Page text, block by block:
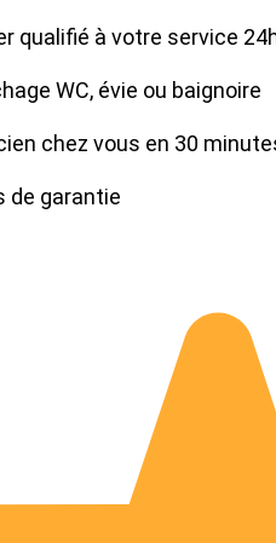
qualifié à votre service
WC, évie ou baignoire
chez vous en 30
de garantie